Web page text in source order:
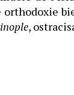
orthodoxie
,